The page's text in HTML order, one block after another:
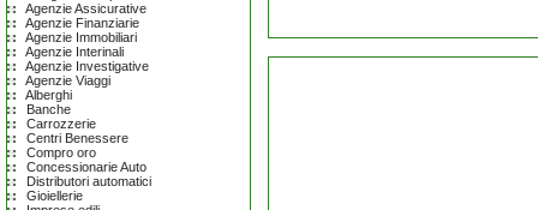
Agenzie Assicurative
Agenzie Finanziarie
Agenzie Immobiliari
Agenzie Interinali
Agenzie Investigative
Agenzie Viaggi
Alberghi
Banche
Carrozzerie
Centri Benessere
Compro oro
Concessionarie Auto
Distributori automatici
Gioiellerie